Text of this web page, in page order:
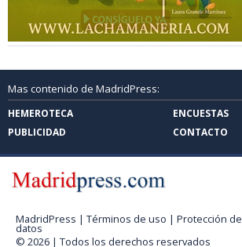
Mas contenido de MadridPress:
HEMEROTECA
ENCUESTAS
PUBLICIDAD
CONTACTO
MadridPress | Términos de uso | Protección de
datos
© 2026 | Todos los derechos reservados